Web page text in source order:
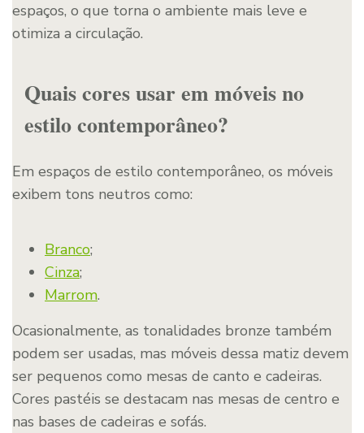
espaços, o que torna o ambiente mais leve e
otimiza a circulação.
Quais cores usar em móveis no
estilo contemporâneo?
Em espaços de estilo contemporâneo, os móveis
exibem tons neutros como:
Branco;
Cinza;
Marrom.
Ocasionalmente, as tonalidades bronze também
podem ser usadas, mas móveis dessa matiz devem
ser pequenos como mesas de canto e cadeiras.
Cores pastéis se destacam nas mesas de centro e
nas bases de cadeiras e sofás.